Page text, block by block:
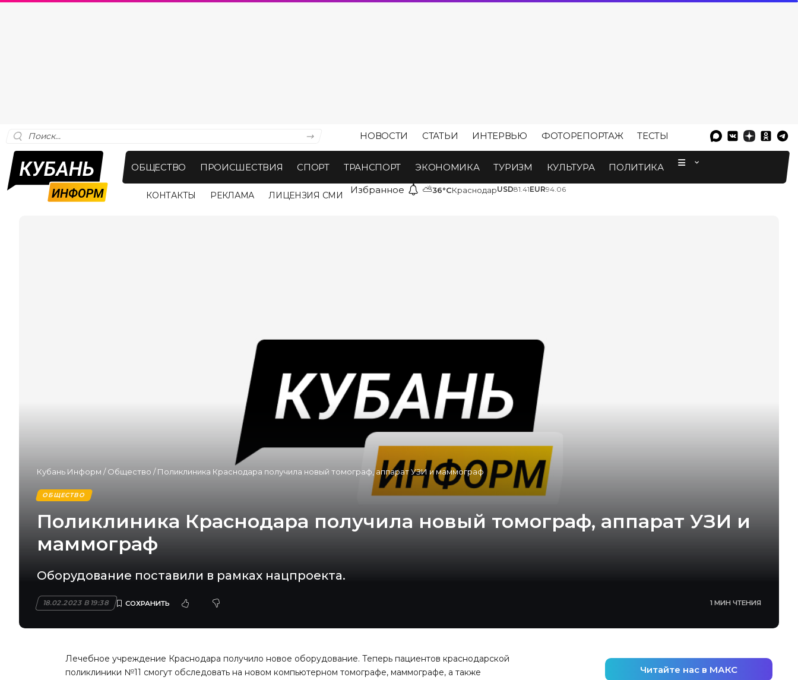
НОВОСТИ СТАТЬИ ИНТЕРВЬЮ ФОТОРЕПОРТАЖ ТЕСТЫ
ОБЩЕСТВО ПРОИСШЕСТВИЯ СПОРТ ТРАНСПОРТ ЭКОНОМИКА ТУРИЗМ КУЛЬТУРА ПОЛИТИКА
КОНТАКТЫ РЕКЛАМА ЛИЦЕНЗИЯ СМИ Избранное ⛅36°CКраснодарUSD81.41EUR94.06
Кубань Информ /Общество /Поликлиника Краснодара получила новый томограф, аппарат УЗИ и маммограф
ОБЩЕСТВО
Поликлиника Краснодара получила новый томограф, аппарат УЗИ и
маммограф
Оборудование поставили в рамках нацпроекта.
18.02.2023 В 19:38 1 МИН ЧТЕНИЯ
Лечебное учреждение Краснодара получило новое оборудование. Теперь пациентов краснодарской
поликлиники №11 смогут обследовать на новом компьютерном томографе, маммографе, а также
Читайте нас в МАКС